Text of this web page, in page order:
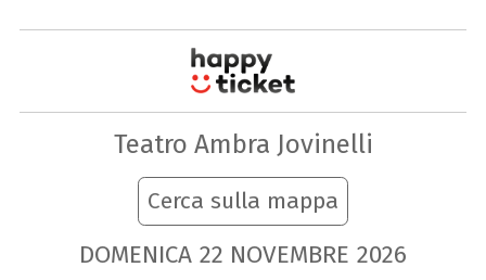
Teatro Ambra Jovinelli
Cerca sulla mappa
DOMENICA 22 NOVEMBRE 2026